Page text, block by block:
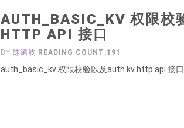
AUTH_BASIC_KV 权限校
HTTP API 接口
BY陈潞波 READING COUNT:191
auth_basic_kv 权限校验以及auth kv http api 接口